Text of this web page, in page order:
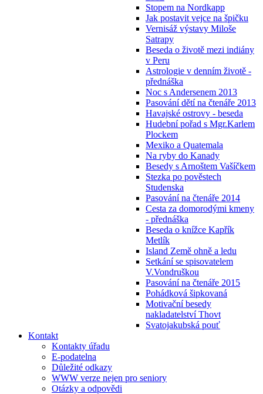
Stopem na Nordkapp
Jak postavit vejce na špičku
Vernisáž výstavy Miloše
Satrapy
Beseda o životě mezi indiány
v Peru
Astrologie v denním životě -
přednáška
Noc s Andersenem 2013
Pasování dětí na čtenáře 2013
Havajské ostrovy - beseda
Hudební pořad s Mgr.Karlem
Plockem
Mexiko a Quatemala
Na ryby do Kanady
Besedy s Arnoštem Vašíčkem
Stezka po pověstech
Studenska
Pasování na čtenáře 2014
Cesta za domorodými kmeny
- přednáška
Beseda o knížce Kapřík
Metlík
Island Země ohně a ledu
Setkání se spisovatelem
V.Vondruškou
Pasování na čtenáře 2015
Pohádková šipkovaná
Motivační besedy
nakladatelství Thovt
Svatojakubská pouť
Kontakt
Kontakty úřadu
E-podatelna
Důležité odkazy
WWW verze nejen pro seniory
Otázky a odpovědi